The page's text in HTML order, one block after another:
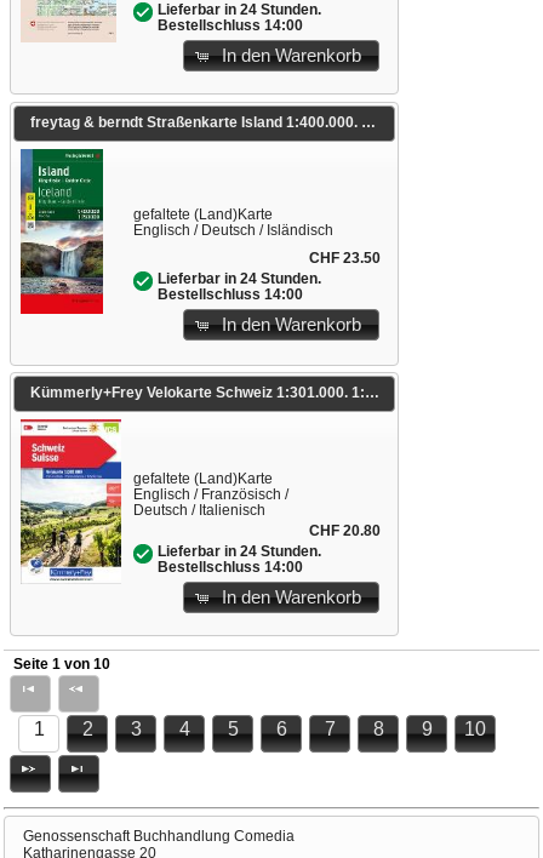
Lieferbar in 24 Stunden.
Bestellschluss 14:00
In den Warenkorb
freytag & berndt Straßenkarte Island 1:400.000. 1:400'000
gefaltete (Land)Karte
Englisch / Deutsch / Isländisch
CHF 23.50
Lieferbar in 24 Stunden.
Bestellschluss 14:00
In den Warenkorb
Kümmerly+Frey Velokarte Schweiz 1:301.000. 1:301'000
gefaltete (Land)Karte
Englisch / Französisch /
Deutsch / Italienisch
CHF 20.80
Lieferbar in 24 Stunden.
Bestellschluss 14:00
In den Warenkorb
Seite 1 von 10
1 2 3 4 5 6 7 8 9 10
Genossenschaft Buchhandlung Comedia
Katharinengasse 20